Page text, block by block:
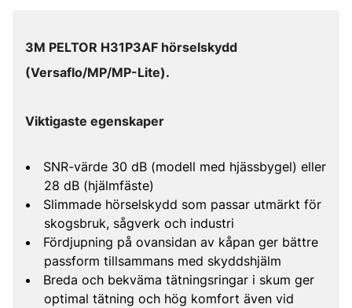
3M PELTOR H31P3AF hörselskydd
(Versaflo/MP/MP-Lite).
Viktigaste egenskaper
SNR-värde 30 dB (modell med hjässbygel) eller
28 dB (hjälmfäste)
Slimmade hörselskydd som passar utmärkt för
skogsbruk, sågverk och industri
Fördjupning på ovansidan av kåpan ger bättre
passform tillsammans med skyddshjälm
Breda och bekväma tätningsringar i skum ger
optimal tätning och hög komfort även vid